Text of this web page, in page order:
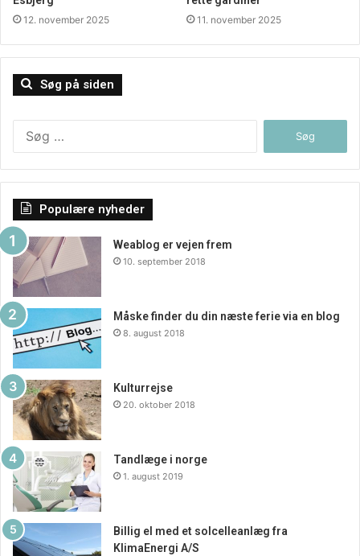
12. november 2025 11. november 2025
Søg på siden
Populære nyheder
Weablog er vejen frem
10. september 2018
Måske finder du din næste ferie via en blog
8. august 2018
Kulturrejse
20. oktober 2018
Tandlæge i norge
1. august 2019
Billig el med et solcelleanlæg fra
KlimaEnergi A/S